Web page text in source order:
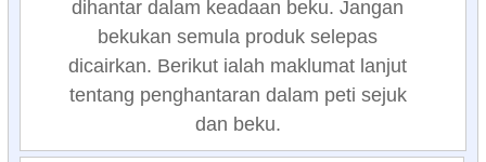
dihantar dalam keadaan beku. Jangan
bekukan semula produk selepas
dicairkan. Berikut ialah maklumat lanjut
tentang penghantaran dalam peti sejuk
dan beku.